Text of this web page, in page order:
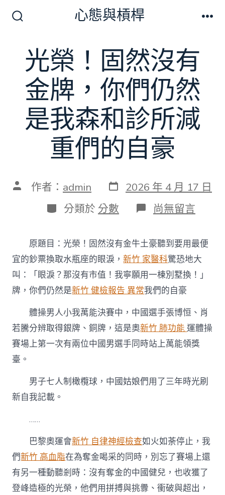
換
開
心態與槓桿
光榮！固然沒有
金牌，你們仍然
是我森和診所減
重們的自豪
文 作者： admin 發
表
日
期
2026 年 4 月 17 日
分
類
分類於 分數 在
〈光
固
然
沒
有
金
牌，
你
們
仍
然
是
我
診
所
自
豪〉
中
尚無留言
原題目：光榮！固然沒有金牛土豪聽到要用最便
宜的鈔票換取水瓶座的眼淚，新竹 家醫科驚恐地大
叫：「眼淚？那沒有市值！我寧願用一棟別墅換！」
牌，你們仍然是新竹 健檢報告 異常我們的自豪
體操男人小我萬能決賽中，中國選手張博恒、肖
若騰分辨取得銀牌、銅牌，這是奧新竹 肺功能運體操
賽場上第一次有兩位中國男選手同時站上萬能領獎
臺。
男子七人制橄欖球，中國姑娘們用了三年時光刷
新自我記載。
……
巴黎奧運會新竹 自律神經檢查如火如荼停止，我
們新竹 高血脂在為奪金喝采的同時，別忘了賽場上還
有另一種動聽剎時：沒有奪金的中國健兒，也收獲了
登峰造極的光榮，他們用拼搏與挑釁、衝破與超出，